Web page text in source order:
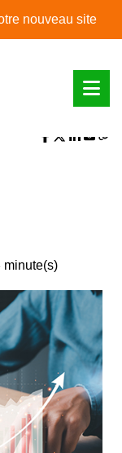
site web !
minute(s)